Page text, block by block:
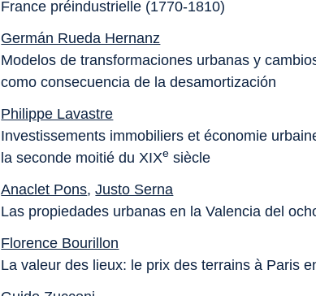
France préindustrielle (1770-1810)
Germán Rueda Hernanz
Modelos de transformaciones urbanas y
como consecuencia de la desamortización
Philippe Lavastre
Investissements immobiliers et économie
la seconde moitié du XIXe siècle
Anaclet Pons,Justo Serna
Las propiedades urbanas en la Valencia del
Florence Bourillon
La valeur des lieux: le prix des terrains à Paris